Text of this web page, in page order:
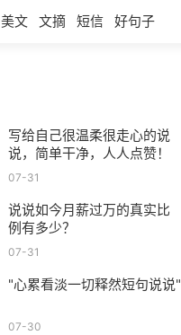
美文 文摘 短信 好句子
写给自己很温柔很走心的说
说，简单干净，人人点赞！
07-31
说说如今月薪过万的真实比
例有多少？
07-31
"心累看淡一切释然短句说说"
07-30